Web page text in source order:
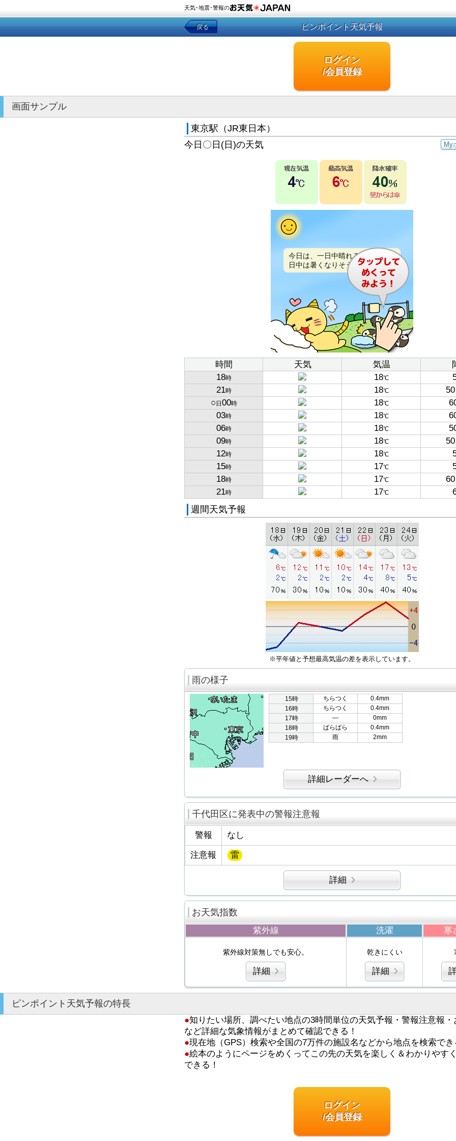
天気･地震･警報の
戻る ピンポイント天気予報
ログイン
/会員登録
画面サンプル
東京駅（JR東日本）
My
今日〇日(日)の天気
今日は、一日中晴れるでしょう。
日中は暑くなりそうです。
時間 天気 気温
18時 18℃
21時 18℃ 50
○ 日 00時 18℃
03時 18℃
06時 18℃
09時 18℃ 50
12時 18℃
15時 17℃
18時 17℃ 60
21時 17℃
週間天気予報
※平年値と予想最高気温の差を表示しています。
雨の様子
15時 ちらつく
0.4mm
16時
ちらつく
0.4mm
17時
―
0mm
18時
ぱらぱら
0.4mm
19時
雨 2mm
詳細レーダーへ
千代田区に発表中の警報注意報
警報 なし
注意報 雷
詳細
お天気指数
紫外線 洗濯 寒
紫外線対策無しでも安心。
詳細
乾きにくい
詳細
ピンポイント天気予報の特長
●知りたい場所、調べたい地点の3時間単位の天気予報・警報注意報・
など詳細な気象情報がまとめて確認できる！
●現在地（GPS）検索や全国の7万件の施設名などから地点を検索でき
●絵本のようにページをめくってこの先の天気を楽しく＆わかりやす
できる！
ログイン
/会員登録